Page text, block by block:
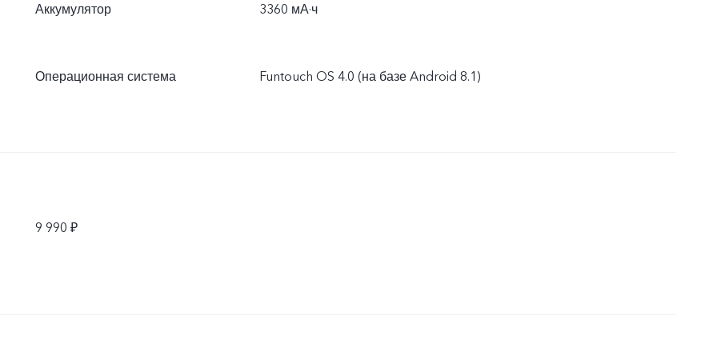
Аккумулятор 3360 мА·ч
Операционная система Funtouch OS 4.0 (на базе Android 8.1)
9 990 ₽